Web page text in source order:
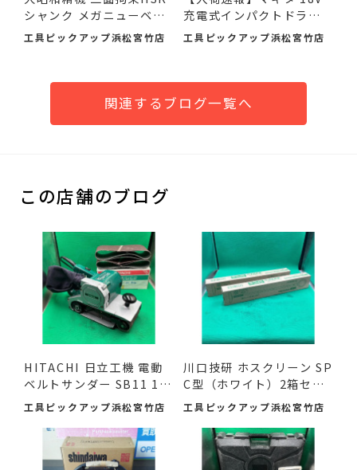
シャンク メガニューベビ
ー...
工具ピックアップ浜松宮竹店
充電式インパクトドライ
バ...
工具ピックアップ浜松宮竹店
関連するブログ一覧へ
この店舗のブログ
HITACHI 日立工機 電動
ベルトサンダー SB11 11
0mm ...
工具ピックアップ浜松宮竹店
川口技研 ホスクリーン SP
C型（ホワイト）2箱セ
ッ...
工具ピックアップ浜松宮竹店